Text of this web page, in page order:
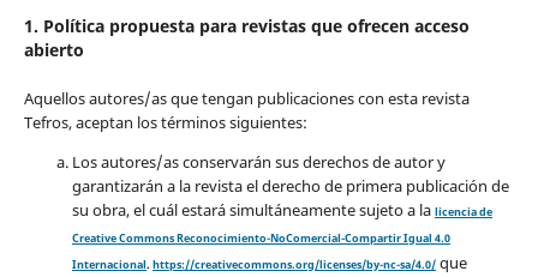
1. Política propuesta para revistas que ofrecen acceso
abierto
Aquellos autores/as que tengan publicaciones con esta revista
Tefros, aceptan los términos siguientes:
Los autores/as conservarán sus derechos de autor y
garantizarán a la revista el derecho de primera publicación de
su obra, el cuál estará simultáneamente sujeto a la licencia de
Creative Commons Reconocimiento-NoComercial-Compartir Igual 4.0
Internacional. https://creativecommons.org/licenses/by-nc-sa/4.0/que